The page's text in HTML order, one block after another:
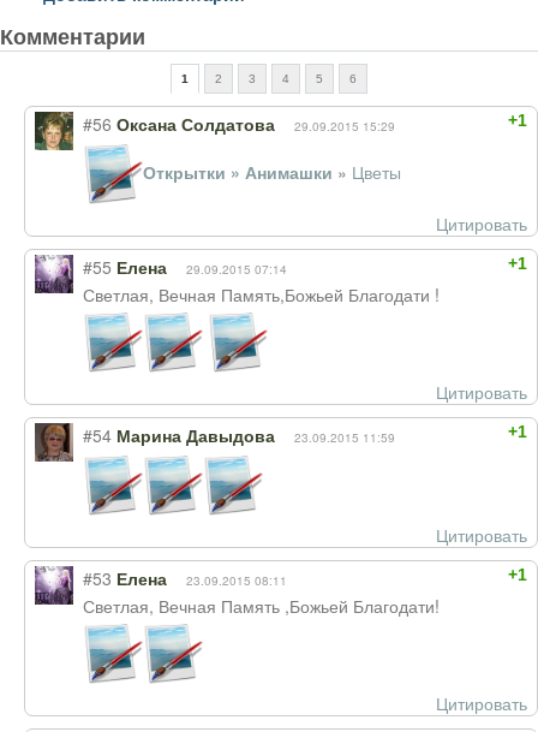
Комментарии
1 2 3 4 5 6
+1
#56 Оксана Солдатова 29.09.2015 15:29
Открытки » Анимашки » Цветы
Цитировать
+1
#55 Елена 29.09.2015 07:14
Светлая, Вечная Память,Божьей Благодати !
Цитировать
+1
#54 Марина Давыдова 23.09.2015 11:59
Цитировать
+1
#53 Елена 23.09.2015 08:11
Светлая, Вечная Память ,Божьей Благодати!
Цитировать